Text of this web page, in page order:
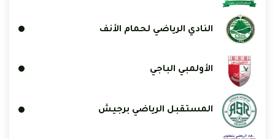
النادي الرياضي لحمام الأنف
الأولمبي الباجي
المستقبل الرياضي برجيش